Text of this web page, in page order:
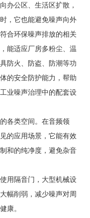
办公区、生活区扩散，
，它也能避免噪声向外
合环保噪声排放的相关
能适应厂房多粉尘、温
防火、防盗、防潮等功
的安全防护能力，帮助
业噪声治理中的配套设
各类空间。在音频领
的应用场景，它能有效
和的纯净度，避免杂音
用隔音门，大型机械设
幅削弱，减少噪声对周
康。